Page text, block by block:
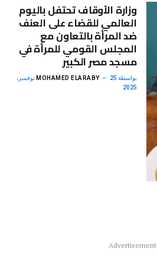
وزارة الأوقاف تحتفل باليوم
العالمي للقضاء على العنف
ضد المرأة بالتعاون مع
المجلس القومي للمرأة في
مسجد مصر الكبير
بواسطة MOHAMED ELARABY 25 نوفمبر،
2025
Advertisement